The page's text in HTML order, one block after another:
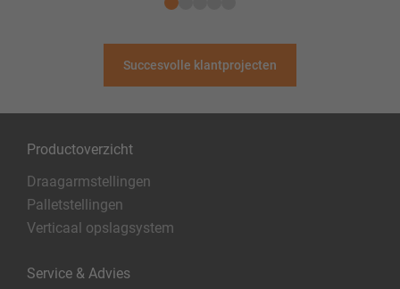
Succesvolle klantprojecten
Productoverzicht
Draagarmstellingen
Palletstellingen
Verticaal opslagsystem
Service & Advies